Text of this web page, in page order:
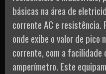
básicas na área de
corrente AC e resistência.
onde exibe o valor de pico
corrente, com a facilidade
amperímetro. Este